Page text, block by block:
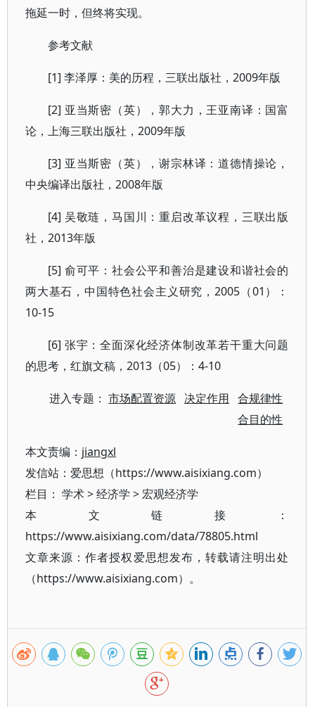
拖延一时，但终将实现。
参考文献
[1] 李泽厚：美的历程，三联出版社，2009年版
[2] 亚当斯密（英），郭大力，王亚南译：国富
论，上海三联出版社，2009年版
[3] 亚当斯密（英），谢宗林译：道德情操论，
中央编译出版社，2008年版
[4] 吴敬琏，马国川：重启改革议程，三联出版
社，2013年版
[5] 俞可平：社会公平和善治是建设和谐社会的
两大基石，中国特色社会主义研究，2005（01）：
10-15
[6] 张宇：全面深化经济体制改革若干重大问题
的思考，红旗文稿，2013（05）：4-10
进入专题：市场配置资源 决定作用
合规律性
合目的性
本文责编： jiangxl
发信站：爱思想（https://www.aisixiang.com）
栏目： 学术>经济学 >宏观经济学
本文链接：
https://www.aisixiang.com/data/78805.html
文章来源：作者授权爱思想发布，转载请注明出处
（https://www.aisixiang.com）。